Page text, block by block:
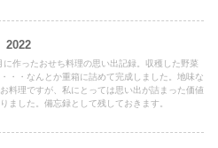
2022
作ったおせち料理の思い出記録。収穫した野菜
・・なんとか重箱に詰めて完成しました。地味な
料理ですが、私にとっては思い出が詰まった価値
ました。備忘録として残しておきます。